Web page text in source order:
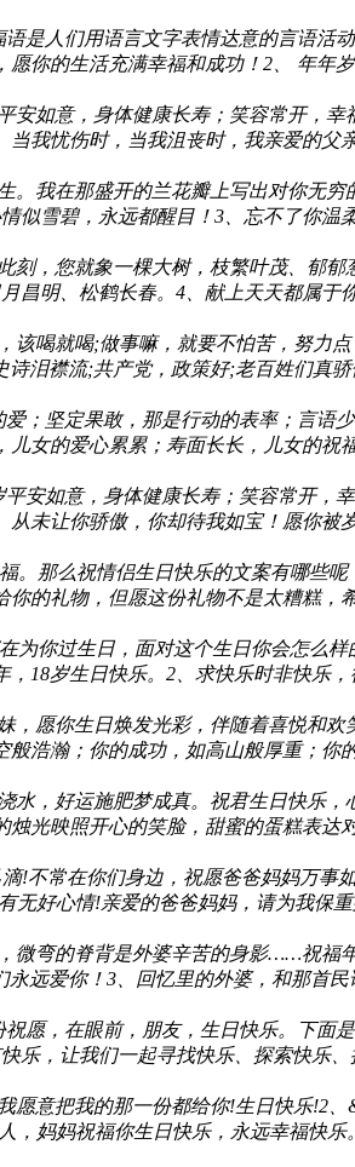
是人们用语言文字表情达意的言语活
你的生活充满幸福和成功！2、 年年
安如意，身体健康长寿；笑容常开，
我忧伤时，当我沮丧时，我亲爱的父
我在那盛开的兰花瓣上写出对你无
雪碧，永远都醒目！3、忘不了你温
，您就象一棵大树，枝繁叶茂、郁
昌明、松鹤长春。4、献上天天都属于
该喝就喝;做事嘛，就要不怕苦，努力
泪襟流;共产党，政策好;老百姓们真
；坚定果敢，那是行动的表率；言语
女的爱心累累；寿面长长，儿女的祝
安如意，身体健康长寿；笑容常开，
未让你骄傲，你却待我如宝！愿你被
。那么祝情侣生日快乐的文案有哪些
的礼物，但愿这份礼物不是太糟糕，
为你过生日，面对这个生日你会怎么
18岁生日快乐。2、求快乐时非快乐
愿你生日焕发光彩，伴随着喜悦和
浩瀚；你的成功，如高山般厚重；你
水，好运施肥梦成真。祝君生日快乐
光映照开心的笑脸，甜蜜的蛋糕表达
!不常在你们身边，祝愿爸爸妈妈万事
好心情!亲爱的爸爸妈妈，请为我保
微弯的脊背是外婆辛苦的身影……祝福
远爱你！3、回忆里的外婆，和那首
愿，在眼前，朋友，生日快乐。下面
乐，让我们一起寻找快乐、探索快乐
意把我的那一份都给你!生日快乐!2
妈妈祝福你生日快乐，永远幸福快乐